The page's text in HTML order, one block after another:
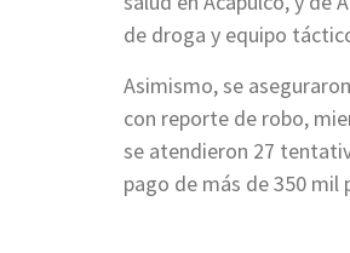
de droga y equipo
Asimismo, se
con reporte de robo,
se atendieron 27
pago de más de 350 mil